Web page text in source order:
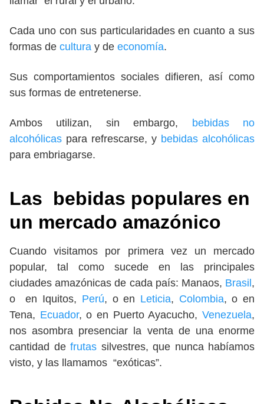
Cada uno con sus particularidades en cuanto a sus
formas de cultura y de economía.
Sus comportamientos sociales difieren, así como
sus formas de entretenerse.
Ambos utilizan, sin embargo,
bebidas no
alcohólicas para refrescarse, y bebidas alcohólicas
para embriagarse.
Las bebidas populares en
un mercado amazónico
Cuando visitamos por primera vez un mercado
popular, tal como sucede en las principales
ciudades amazónicas de cada país: Manaos, Brasil ,
o en Iquitos, Perú, o en Leticia, Colombia, o en
Tena, Ecuador, o en Puerto Ayacucho,Venezuela,
nos asombra presenciar la venta de una enorme
cantidad de frutas silvestres, que nunca habíamos
visto, y las llamamos “exóticas”.